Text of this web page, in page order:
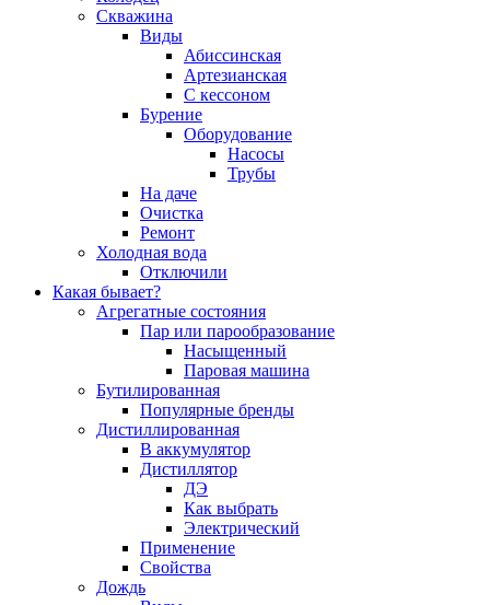
Скважина
Виды
Абиссинская
Артезианская
С кессоном
Бурение
Оборудование
Насосы
Трубы
На даче
Очистка
Ремонт
Холодная вода
Отключили
Какая бывает?
Агрегатные состояния
Пар или парообразование
Насыщенный
Паровая машина
Бутилированная
Популярные бренды
Дистиллированная
В аккумулятор
Дистиллятор
ДЭ
Как выбрать
Электрический
Применение
Свойства
Дождь